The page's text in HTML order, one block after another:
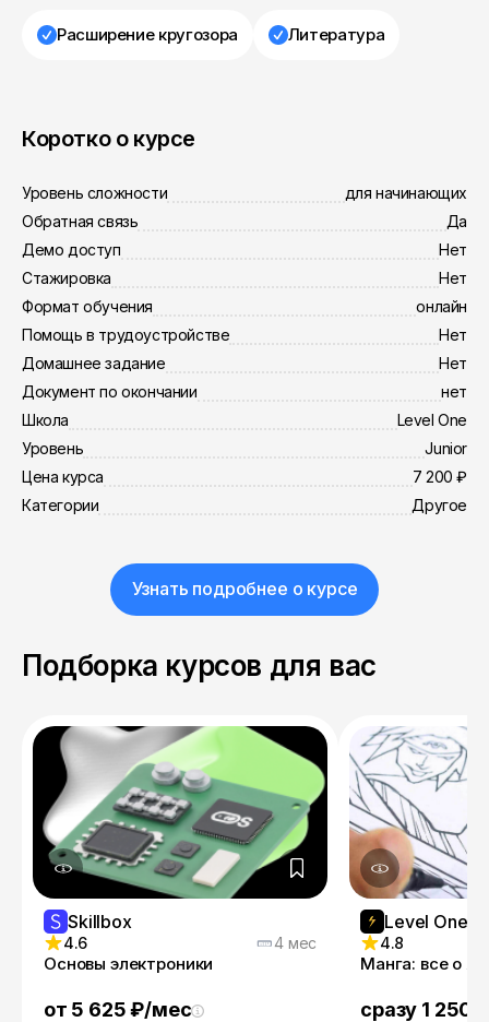
Расширение кругозора Литература
Коротко о курсе
Уровень сложности
для начинающих
Обратная связь
Да
Демо доступ
Нет
Стажировка
Нет
Формат обучения
онлайн
Помощь в трудоустройстве
Нет
Домашнее задание
Нет
Документ по окончании
нет
Школа
Level One
Уровень
Junior
Цена курса
7 200 ₽
Категории
Другое
Узнать подробнее о курсе
Подборка курсов для вас
Skillbox
4.6 4 мес
Основы электроники
от 5 625 ₽/мес
Level One
4.8
Манга: все о
сразу 1 250